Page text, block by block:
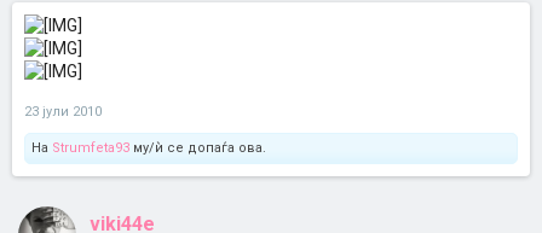
23 јули 2010
На Strumfeta93 му/ѝ се допаѓа ова.
viki44e